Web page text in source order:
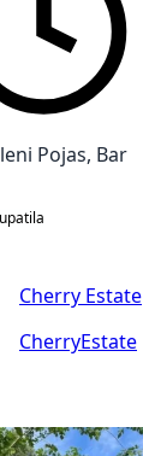
Pojas, Bar
Cherry Estate
CherryEstate